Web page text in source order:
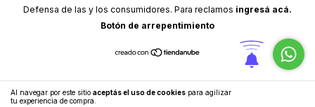
Al navegar por este sitio aceptás el uso de cookies para agilizar
tu experiencia de compra.
Defensa de las y los consumidores. Para reclamos ingresá acá.
Botón de arrepentimiento